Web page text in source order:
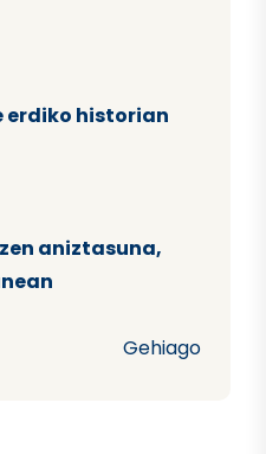
erdiko historian
aniztasuna,
Gehiago